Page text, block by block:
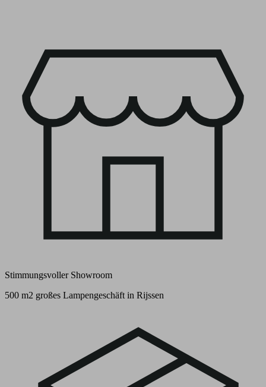
Stimmungsvoller Showroom
500 m2 großes Lampengeschäft in Rijssen